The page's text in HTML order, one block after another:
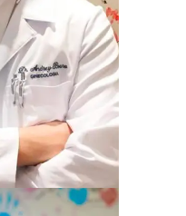
BOENO